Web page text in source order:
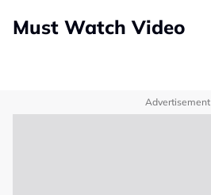
Must Watch Video
Advertisement